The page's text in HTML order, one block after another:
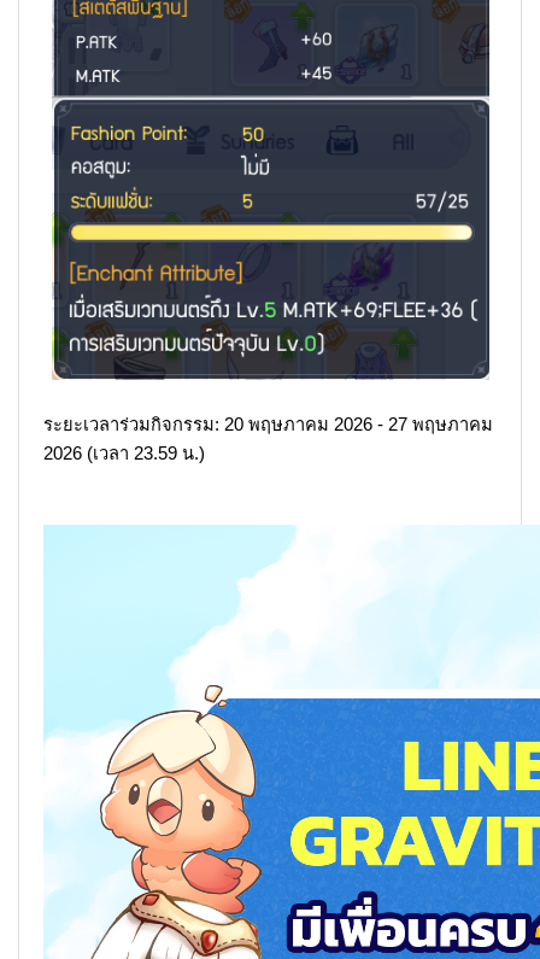
ระยะเวลาร่วมกิจกรรม: 20 พฤษภาคม 2026 - 27 พฤษภาคม
2026 (เวลา 23.59 น.)